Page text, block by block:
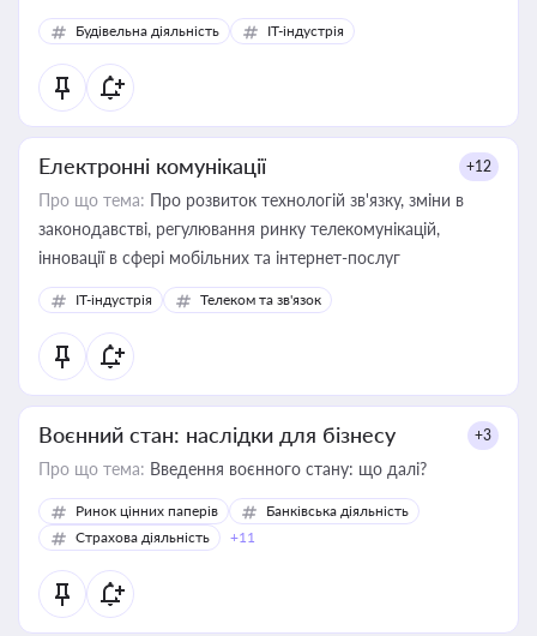
Будівельна діяльність IT-індустрія
Електронні комунікації +12
Про що тема: Про розвиток технологій зв'язку, зміни в
законодавстві, регулювання ринку телекомунікацій,
інновації в сфері мобільних та інтернет-послуг
IT-індустрія Телеком та зв'язок
Воєнний стан: наслідки для бізнесу +3
Про що тема: Введення воєнного стану: що далі?
Ринок цінних паперів
Банківська діяльність
Страхова діяльність
+11